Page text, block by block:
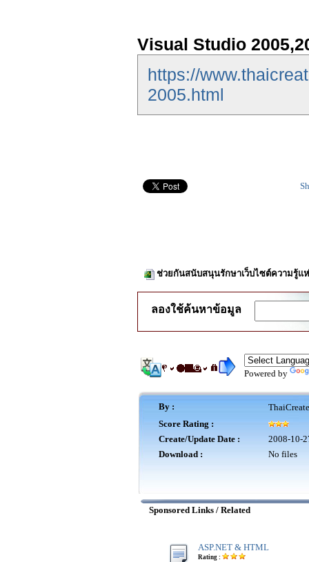
Visual Studio
https://
2005.html
ช่วยกันสนับสนุนรักษาเว็บไซต์ความรู้แ
ลองใช้ค้นหาข้อมูล
Powered by
By :
Score Rating :
Create/Update Date :
2008-10-
Download :
No files
Sponsored Links / Related
ASP.NET & HTML
Rating :